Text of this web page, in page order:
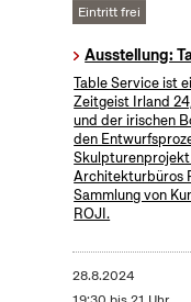
Eintritt frei
Ausstellung:
Table Service ist
Zeitgeist Irland
und der irischen
den
Skulpturenprojekt
Architekturbüros
Sammlung von
ROJI.
28.8.2024